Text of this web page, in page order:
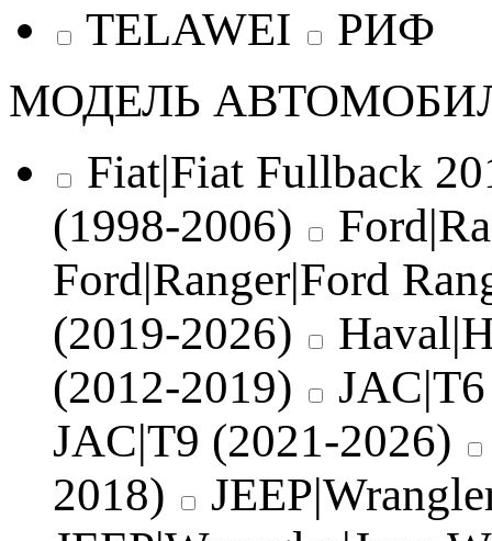
TELAWEI
РИФ
МОДЕЛЬ
Fiat|Fiat Fullback
(1998-2006)
Ford|Ranger|Ford
(2019-2026)
(2012-2019)
JAC|T9 (2021-2026)
2018)